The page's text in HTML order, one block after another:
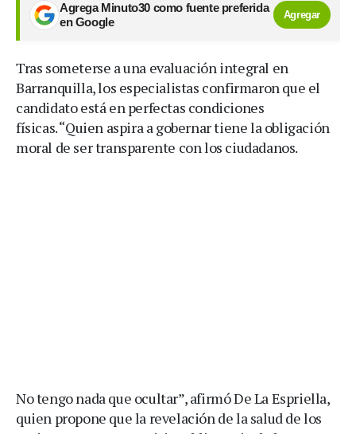
Agrega Minuto30 como fuente preferida
en Google
Agregar
Tras someterse a una evaluación integral en
Barranquilla, los especialistas confirmaron que el
candidato está en perfectas condiciones
físicas. “Quien aspira a gobernar tiene la obligación
moral de ser transparente con los ciudadanos.
No tengo nada que ocultar”, afirmó De La Espriella,
quien propone que la revelación de la salud de los